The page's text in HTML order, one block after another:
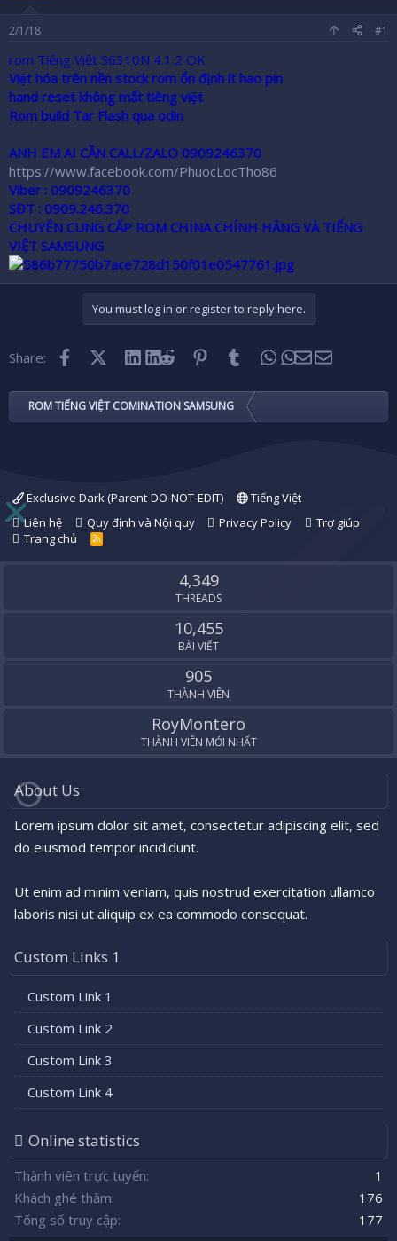
r
2/1/18 #1
rom Tiếng Việt S6310N 4.1.2 OK
Việt hóa trên nền stock rom ổn định ít hao pin
hand reset không mất tiêng việt
Rom build Tar Flash qua odin
ANH EM AI CẦN CALL/ZALO 0909246370
https://www.facebook.com/PhuocLocTho86
Viber : 0909246370
SĐT : 0909.246.370
CHUYÊN CUNG CẤP ROM CHINA CHÍNH HÃNG VÀ TIẾNG
VIỆT SAMSUNG
You must log in or register to reply here.
Share: FacebookX (Twitter)LinkedIn
Reddit PinterestTumblr WhatsApp
Email
ROM TIẾNG VIỆT COMINATION SAMSUNG
Exclusive Dark (Parent-DO-NOT-EDIT)
Tiếng Việt
Liên hệ
Quy định và Nội quy Privacy Policy
Trợ giúp
Trang chủ
R
S
4,349
THREADS
10,455
BÀI VIẾT
905
THÀNH VIÊN
RoyMontero
THÀNH VIÊN MỚI NHẤT
About Us
Lorem ipsum dolor sit amet, consectetur adipiscing elit, sed
do eiusmod tempor incididunt.
Ut enim ad minim veniam, quis nostrud exercitation ullamco
laboris nisi ut aliquip ex ea commodo consequat.
Custom Links 1
Custom Link 1
Custom Link 2
Custom Link 3
Custom Link 4
Online statistics
Thành viên trực tuyến
1
Khách ghé thăm
176
Tổng số truy cập
177